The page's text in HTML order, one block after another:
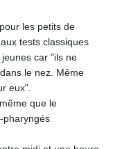
les petits de
tests classiques
car "ils ne
le nez. Même
eux".
que le
pharyngés